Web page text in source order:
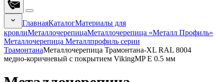
ГлавнаяКаталогМатериалы для
кровлиМеталлочерепицаМеталлочерепица «Металл Профиль»
Металлочерепица Металлпрофиль серии
ТрамонтанаМеталлочерепица Трамонтана-XL RAL 8004
медно-коричневый с покрытием VikingMP E 0.5 мм